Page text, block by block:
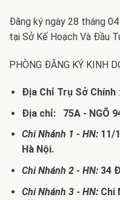
Đăng ký ngày 28 tháng
tại Sở Kế Hoạch Và Đầu
PHÒNG ĐĂNG KÝ KINH
Địa Chỉ Trụ Sở Chính:
Địa chỉ: 75A - NGÕ
Chi Nhánh 1 - HN:11/
Hà Nội.
Chi Nhánh 2 - HN:34
Chi Nhánh 3 - HN:Chi